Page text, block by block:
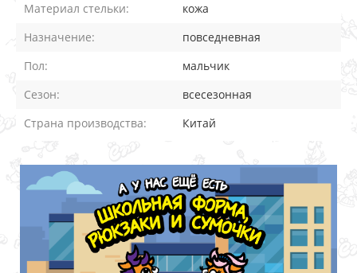
Материал стельки:
кожа
Назначение:
повседневная
Пол:
мальчик
Сезон:
всесезонная
Страна производства:
Китай